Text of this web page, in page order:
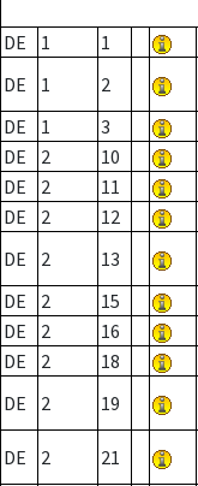
DE 1 1
DE
1 2
DE
1 3
DE
2 10
DE
2 11
DE
2 12
DE
2 13
DE
2 15
DE
2 16
DE
2 18
DE
2 19
DE 2 21